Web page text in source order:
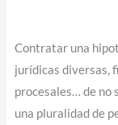
Contratar una
jurídicas diversas,
procesales… de no
una pluralidad de